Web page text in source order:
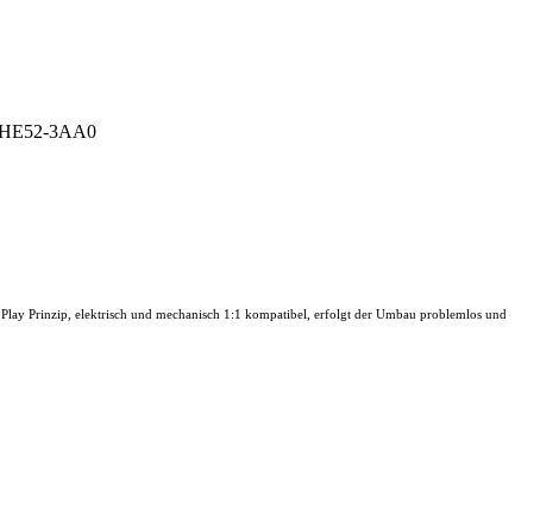
3AA0
Prinzip, elektrisch und mechanisch 1:1 kompatibel, erfolgt der Umbau problemlos und